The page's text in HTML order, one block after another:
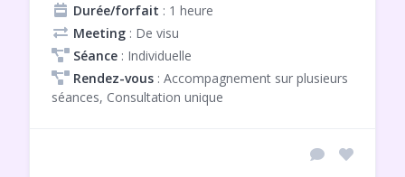
Durée/forfait : 1 heure
Meeting : De visu
Séance : Individuelle
Rendez-vous : Accompagnement sur plusieurs
séances, Consultation unique